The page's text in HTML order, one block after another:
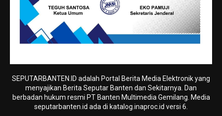
SEPUTARBANTEN.ID adalah Portal Berita Media Elektronik yang
menyajikan Berita Seputar Banten dan Sekitarnya. Dan
berbadan hukum resmi PT Banten Multimedia Gemilang. Media
seputarbanten.id ada di katalog.inaproc.id versi 6.